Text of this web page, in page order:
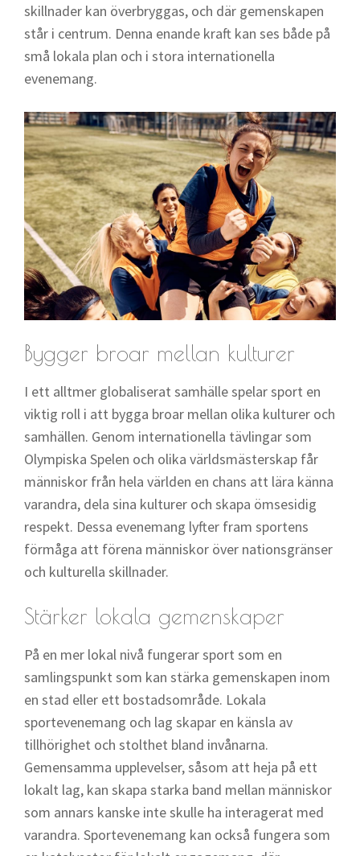
skillnader kan överbryggas, och där gemenskapen
står i centrum. Denna enande kraft kan ses både på
små lokala plan och i stora internationella
evenemang.
Bygger broar mellan kulturer
I ett alltmer globaliserat samhälle spelar sport en
viktig roll i att bygga broar mellan olika kulturer och
samhällen. Genom internationella tävlingar som
Olympiska Spelen och olika världsmästerskap får
människor från hela världen en chans att lära känna
varandra, dela sina kulturer och skapa ömsesidig
respekt. Dessa evenemang lyfter fram sportens
förmåga att förena människor över nationsgränser
och kulturella skillnader.
Stärker lokala gemenskaper
På en mer lokal nivå fungerar sport som en
samlingspunkt som kan stärka gemenskapen inom
en stad eller ett bostadsområde. Lokala
sportevenemang och lag skapar en känsla av
tillhörighet och stolthet bland invånarna.
Gemensamma upplevelser, såsom att heja på ett
lokalt lag, kan skapa starka band mellan människor
som annars kanske inte skulle ha interagerat med
varandra. Sportevenemang kan också fungera som